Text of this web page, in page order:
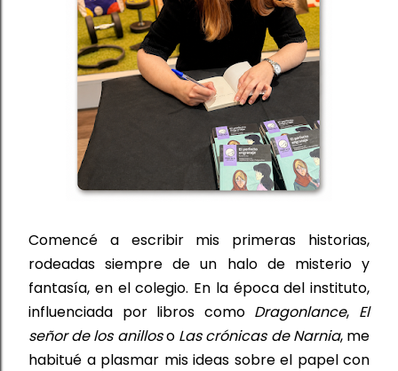
Comencé a escribir mis primeras historias,
rodeadas siempre de un halo de misterio y
fantasía, en el colegio. En la época del instituto,
influenciada por libros como Dragonlance, El
señor de los anillos o Las crónicas de Narnia, me
habitué a plasmar mis ideas sobre el